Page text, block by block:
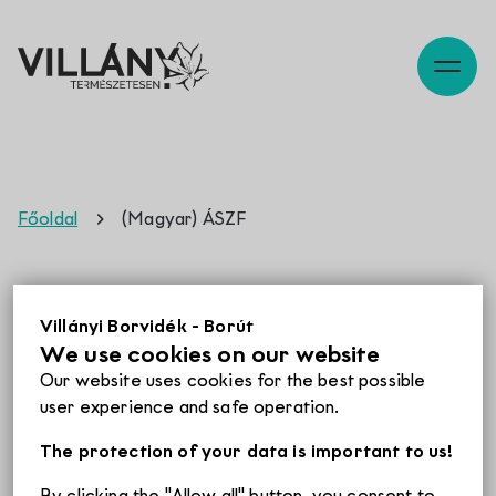
Villányi Borvidék - Borút
We use cookies on our website
Our website uses cookies for the best possible
user experience and safe operation.
The protection of your data is important to us!
Főoldal (Magyar) ÁSZF
(Magyar) ÁSZF
Žao nam je, ne postoji prijevod na raspolaganju za ovaj
proizvod jošMagyar.
Pincék
Programok
Éttermek